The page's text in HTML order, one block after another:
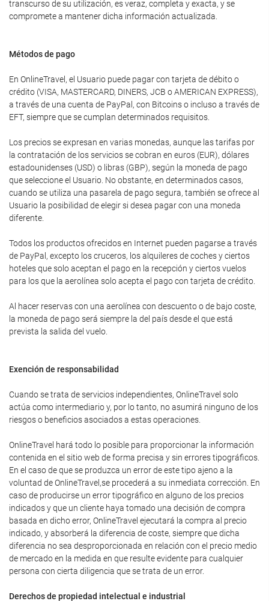
transcurso de su utilización, es veraz, completa y exacta, y se
compromete a mantener dicha información actualizada.
Métodos de pago
En OnlineTravel, el Usuario puede pagar con tarjeta de débito o
crédito (VISA, MASTERCARD, DINERS, JCB o AMERICAN EXPRESS),
a través de una cuenta de PayPal, con Bitcoins o incluso a través de
EFT, siempre que se cumplan determinados requisitos.
Los precios se expresan en varias monedas, aunque las tarifas por
la contratación de los servicios se cobran en euros (EUR), dólares
estadounidenses (USD) o libras (GBP), según la moneda de pago
que seleccione el Usuario. No obstante, en determinados casos,
cuando se utiliza una pasarela de pago segura, también se ofrece al
Usuario la posibilidad de elegir si desea pagar con una moneda
diferente.
Todos los productos ofrecidos en Internet pueden pagarse a través
de PayPal, excepto los cruceros, los alquileres de coches y ciertos
hoteles que solo aceptan el pago en la recepción y ciertos vuelos
para los que la aerolínea solo acepta el pago con tarjeta de crédito.
Al hacer reservas con una aerolínea con descuento o de bajo coste,
la moneda de pago será siempre la del país desde el que está
prevista la salida del vuelo.
Exención de responsabilidad
Cuando se trata de servicios independientes, OnlineTravel solo
actúa como intermediario y, por lo tanto, no asumirá ninguno de los
riesgos o beneficios asociados a estas operaciones.
OnlineTravel hará todo lo posible para proporcionar la información
contenida en el sitio web de forma precisa y sin errores tipográficos.
En el caso de que se produzca un error de este tipo ajeno a la
voluntad de OnlineTravel,se procederá a su inmediata corrección. En
caso de producirse un error tipográfico en alguno de los precios
indicados y que un cliente haya tomado una decisión de compra
basada en dicho error, OnlineTravel ejecutará la compra al precio
indicado, y absorberá la diferencia de coste, siempre que dicha
diferencia no sea desproporcionada en relación con el precio medio
de mercado en la medida en que resulte evidente para cualquier
persona con cierta diligencia que se trata de un error.
Derechos de propiedad intelectual e industrial